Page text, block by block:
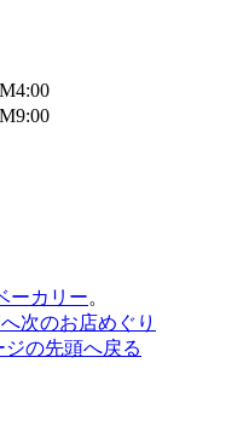
ーカリー。
次のお店めぐり
ジの先頭へ戻る